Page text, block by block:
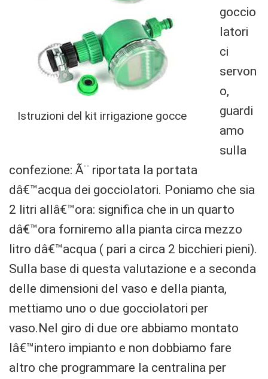
Istruzioni del kit irrigazione gocce
goccio
latori
ci
servon
o,
guardi
amo
sulla
confezione: Ã¨ riportata la portata
dâ€™acqua dei gocciolatori. Poniamo che sia
2 litri allâ€™ora: significa che in un quarto
dâ€™ora forniremo alla pianta circa mezzo
litro dâ€™acqua ( pari a circa 2 bicchieri pieni).
Sulla base di questa valutazione e a seconda
delle dimensioni del vaso e della pianta,
mettiamo uno o due gocciolatori per
vaso.Nel giro di due ore abbiamo montato
lâ€™intero impianto e non dobbiamo fare
altro che programmare la centralina per